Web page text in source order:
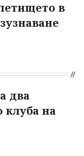
в
два
клуба на